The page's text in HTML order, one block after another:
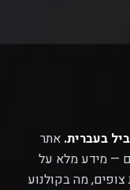
אתר
— מידע מלא על
מה בקולנוע